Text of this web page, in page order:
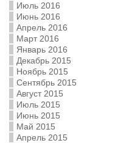
Июль 2016
Июнь 2016
Апрель 2016
Март 2016
Январь 2016
Декабрь 2015
Ноябрь 2015
Сентябрь 2015
Август 2015
Июль 2015
Июнь 2015
Май 2015
Апрель 2015